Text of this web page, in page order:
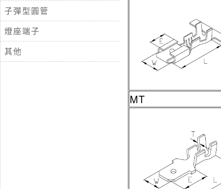
子彈型圓管
燈座端子
其他
MT